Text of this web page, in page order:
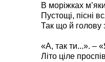
В моріжках
Пустощі, пісні
Так що й голову
«А, так ти...». –
Літо ціле